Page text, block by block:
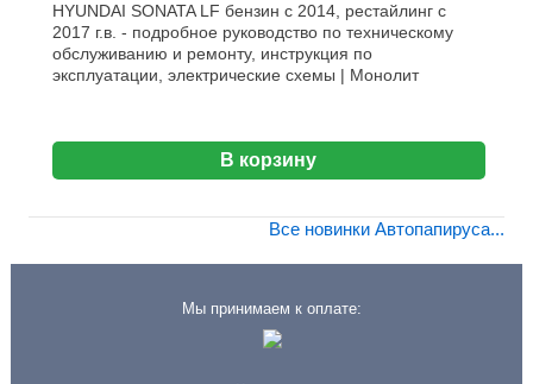
HYUNDAI SONATA LF бензин с 2014, рестайлинг с
2017 г.в. - подробное руководство по техническому
обслуживанию и ремонту, инструкция по
эксплуатации, электрические схемы | Монолит
В корзину
Все новинки Автопапируса...
Мы принимаем к оплате: